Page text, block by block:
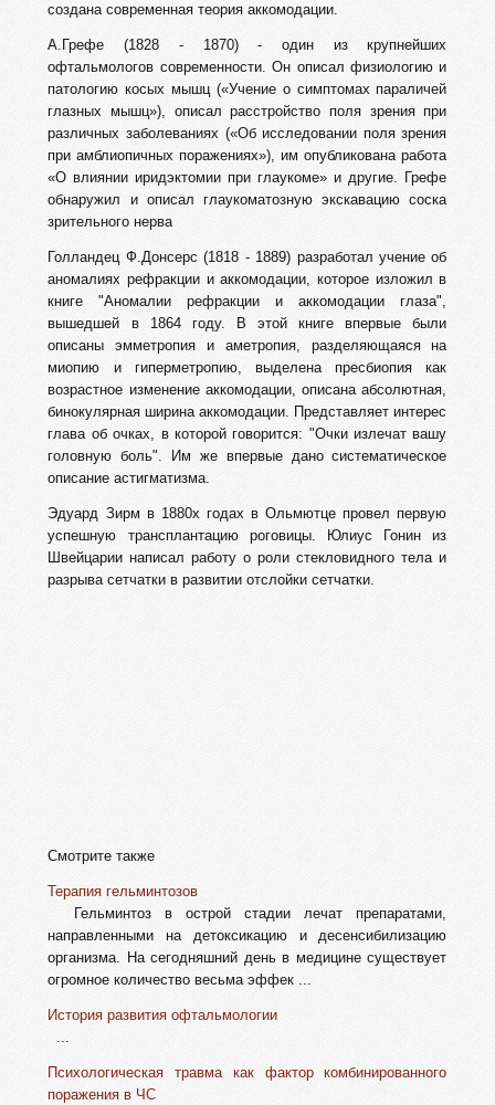
создана современная теория аккомодации.
А.Грефе (1828 - 1870) - один из крупнейших
офтальмологов современности. Он описал физиологию и
патологию косых мышц («Учение о симптомах параличей
глазных мышц»), описал расстройство поля зрения при
различных заболеваниях («Об исследовании поля зрения
при амблиопичных поражениях»), им опубликована работа
«О влиянии иридэктомии при глаукоме» и другие. Грефе
обнаружил и описал глаукоматозную экскавацию соска
зрительного нерва
Голландец Ф.Донсерс (1818 - 1889) разработал учение об
аномалиях рефракции и аккомодации, которое изложил в
книге "Аномалии рефракции и аккомодации глаза",
вышедшей в 1864 году. В этой книге впервые были
описаны эмметропия и аметропия, разделяющаяся на
миопию и гиперметропию, выделена пресбиопия как
возрастное изменение аккомодации, описана абсолютная,
бинокулярная ширина аккомодации. Представляет интерес
глава об очках, в которой говорится: "Очки излечат вашу
головную боль". Им же впервые дано систематическое
описание астигматизма.
Эдуард Зирм в 1880х годах в Ольмютце провел первую
успешную трансплантацию роговицы. Юлиус Гонин из
Швейцарии написал работу о роли стекловидного тела и
разрыва сетчатки в развитии отслойки сетчатки.
Смотрите также
Терапия гельминтозов
Гельминтоз в острой стадии лечат препаратами,
направленными на детоксикацию и десенсибилизацию
организма. На сегодняшний день в медицине существует
огромное количество весьма эффек ...
История развития офтальмологии
...
Психологическая травма как фактор комбинированного
поражения в ЧС